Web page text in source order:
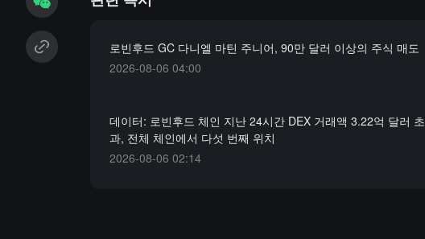
로빈후드 GC 다니엘 마틴 주니어, 90만 달러 이상의 주식 매도
2026-08-06 04:00
데이터: 로빈후드 체인 지난 24시간 DEX 거래액 3.22억 달러 초
과, 전체 체인에서 다섯 번째 위치
2026-08-06 02:14